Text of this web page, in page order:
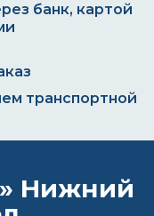
банк, картой
транспортной